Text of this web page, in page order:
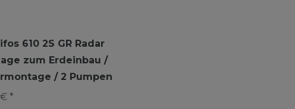
610 2S GR Radar
zum Erdeinbau /
/ 2 Pumpen
*